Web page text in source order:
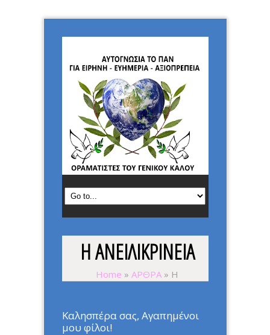
Η ΑΝΕΙΛΙΚΡΙΝΕΙΑ
Home » ΑΡΘΡΑ » Η
ΑΝΕΙΛΙΚΡΙΝΕΙΑ
Καλησπέρα σας, Αγαπημένοι
μου φίλοι!